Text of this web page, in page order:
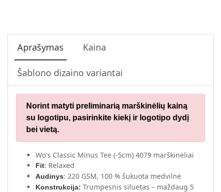
Aprašymas Kaina
Šablono dizaino variantai
Norint matyti preliminarią marškinėlių kainą
su logotipu, pasirinkite kiekį ir logotipo dydį
bei vietą.
Wo's Classic Minus Tee (-5cm) 4079 marškinėliai
Fit: Relaxed
Audinys: 220 GSM, 100 % šukuota medvilnė
Konstrukcija: Trumpesnis siluetas – maždaug 5